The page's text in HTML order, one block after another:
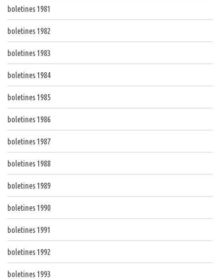
boletines 1981
boletines 1982
boletines 1983
boletines 1984
boletines 1985
boletines 1986
boletines 1987
boletines 1988
boletines 1989
boletines 1990
boletines 1991
boletines 1992
boletines 1993